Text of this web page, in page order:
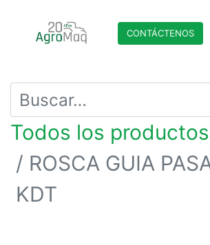
CONTÁCTENO​​​​S
Todos los productos
ROSCA GUIA
KDT